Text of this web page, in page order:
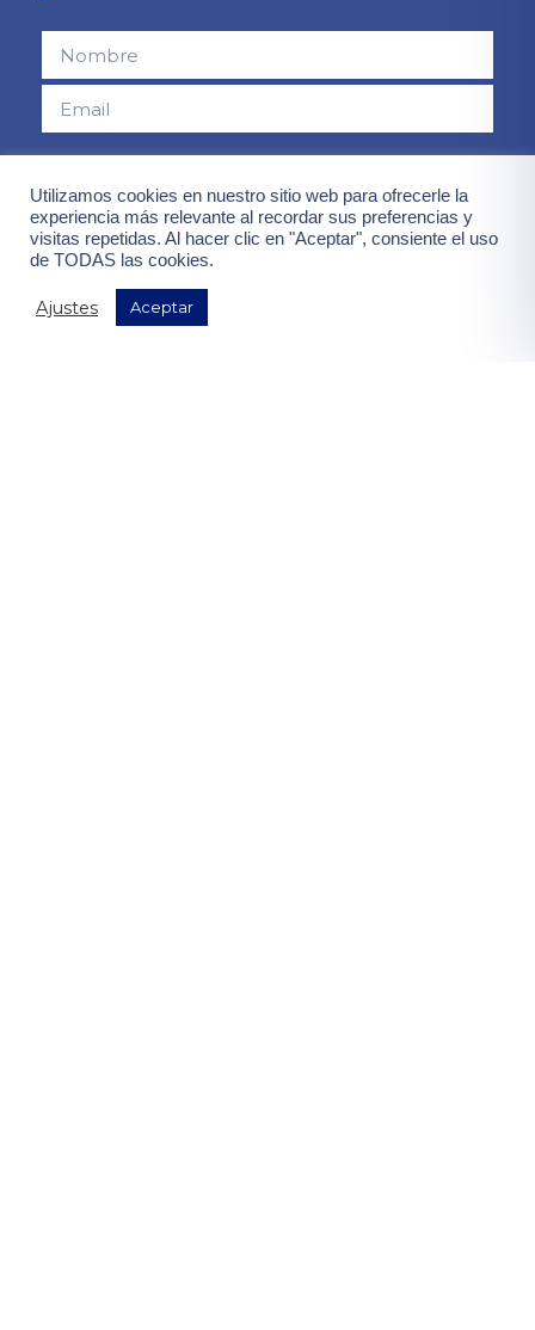
contenidas en la"política de privacidad".
¡Quiero mis ventajas!
Utilizamos cookies en nuestro sitio web para ofrecerle la
experiencia más relevante al recordar sus preferencias y
visitas repetidas. Al hacer clic en "Aceptar", consiente el uso
de TODAS las cookies.
Ajustes Aceptar